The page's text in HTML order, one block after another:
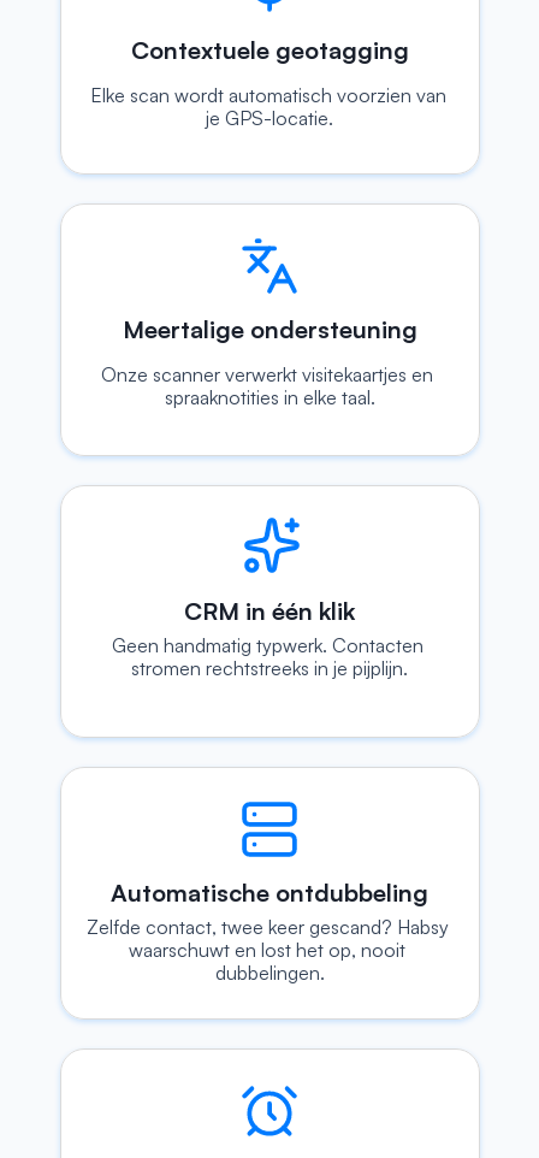
Contextuele geotagging
Elke scan wordt automatisch voorzien van
je GPS-locatie.
Meertalige ondersteuning
Onze scanner verwerkt visitekaartjes en
spraaknotities in elke taal.
CRM in één klik
Geen handmatig typwerk. Contacten
stromen rechtstreeks in je pijplijn.
Automatische ontdubbeling
Zelfde contact, twee keer gescand? Habsy
waarschuwt en lost het op, nooit
dubbelingen.